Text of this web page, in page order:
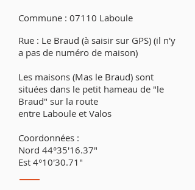
Commune : 07110 Laboule
Rue : Le Braud (à saisir sur GPS) (il n'y
a pas de numéro de maison)
Les maisons (Mas le Braud) sont
situées dans le petit hameau de "le
Braud" sur la route
entre Laboule et Valos
Coordonnées :
Nord 44°35'16.37"
Est 4°10'30.71"